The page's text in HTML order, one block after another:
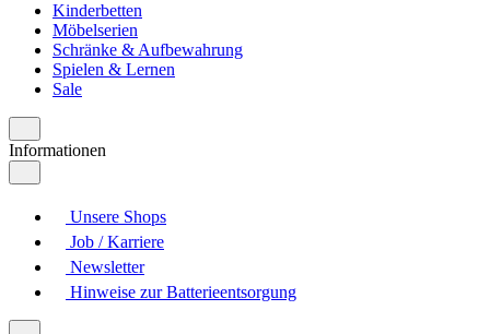
Kinderbetten
Möbelserien
Schränke & Aufbewahrung
Spielen & Lernen
Sale
Informationen
Unsere Shops
Job / Karriere
Newsletter
Hinweise zur Batterieentsorgung